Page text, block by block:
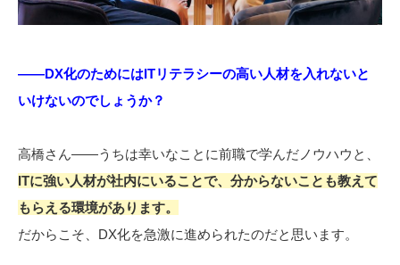
――DX化のためにはITリテラシーの高い人材を入れないと
いけないのでしょうか？
高橋さん――うちは幸いなことに前職で学んだノウハウと、
ITに強い人材が社内にいることで、分からないことも教えて
もらえる環境があります。
だからこそ、DX化を急激に進められたのだと思います。